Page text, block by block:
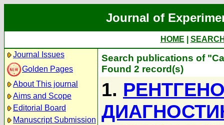
Journal of
HOME
Journal Issues
Golden Pages
About This journal
Aims and Scope
Editorial Board
Manuscript Submission
Search publications of
Found 2 record(s)
1.